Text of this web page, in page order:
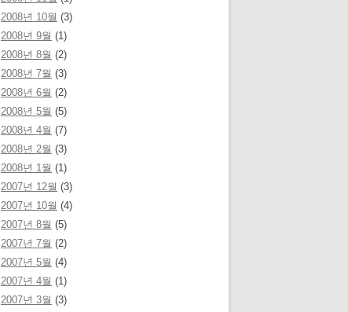
2008년 10월 (3)
2008년 9월 (1)
2008년 8월 (2)
2008년 7월 (3)
2008년 6월 (2)
2008년 5월 (5)
2008년 4월 (7)
2008년 2월 (3)
2008년 1월 (1)
2007년 12월 (3)
2007년 10월 (4)
2007년 8월 (5)
2007년 7월 (2)
2007년 5월 (4)
2007년 4월 (1)
2007년 3월 (3)